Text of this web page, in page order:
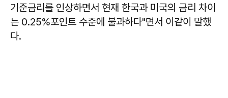
기준금리를 인상하면서 현재 한국과 미국의 금리 차이
는 0.25%포인트 수준에 불과하다"면서 이같이 말했
다.